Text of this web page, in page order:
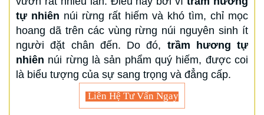
tự nhiên núi rừng rất hiếm và khó tìm, chỉ mọc
hoang dã trên các vùng rừng núi nguyên sinh ít
người đặt chân đến. Do đó, trầm hương tự
nhiên núi rừng là sản phẩm quý hiếm, được coi
là biểu tượng của sự sang trọng và đẳng cấp.
Liên Hệ Tư Vấn Ngay